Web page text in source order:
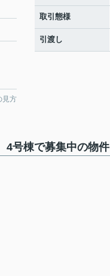
見方
取引態様
引渡し
号棟で募集中の物件